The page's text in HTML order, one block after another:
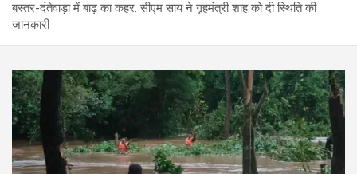
बस्तर-दंतेवाड़ा में बाढ़ का कहर: सीएम साय ने गृहमंत्री शाह को दी स्थिति की
जानकारी